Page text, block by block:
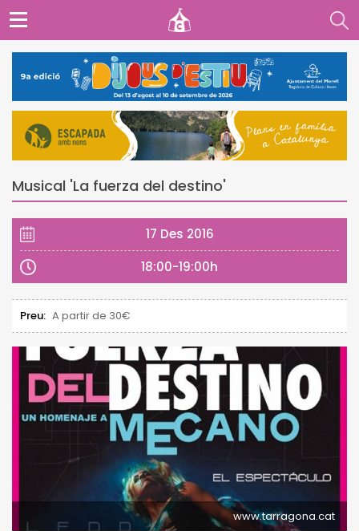
Musical 'La fuerza del destino'
17 Des 2016
18:00-19:00h
Preu: A partir de 30€
www.tarragona.cat